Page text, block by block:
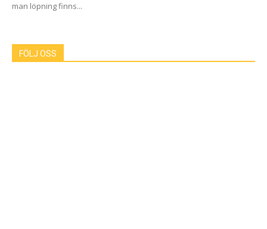
man löpning finns...
FÖLJ OSS